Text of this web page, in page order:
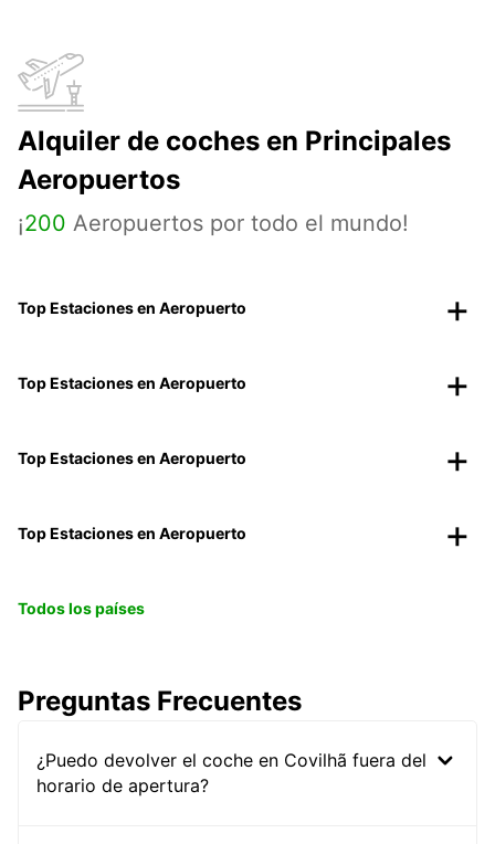
Alquiler de coches en Principales
Aeropuertos
¡200 Aeropuertos por todo el mundo!
Top Estaciones en Aeropuerto
Top Estaciones en Aeropuerto
Top Estaciones en Aeropuerto
Top Estaciones en Aeropuerto
Todos los países
Preguntas Frecuentes
¿Puedo devolver el coche en Covilhã fuera del
horario de apertura?